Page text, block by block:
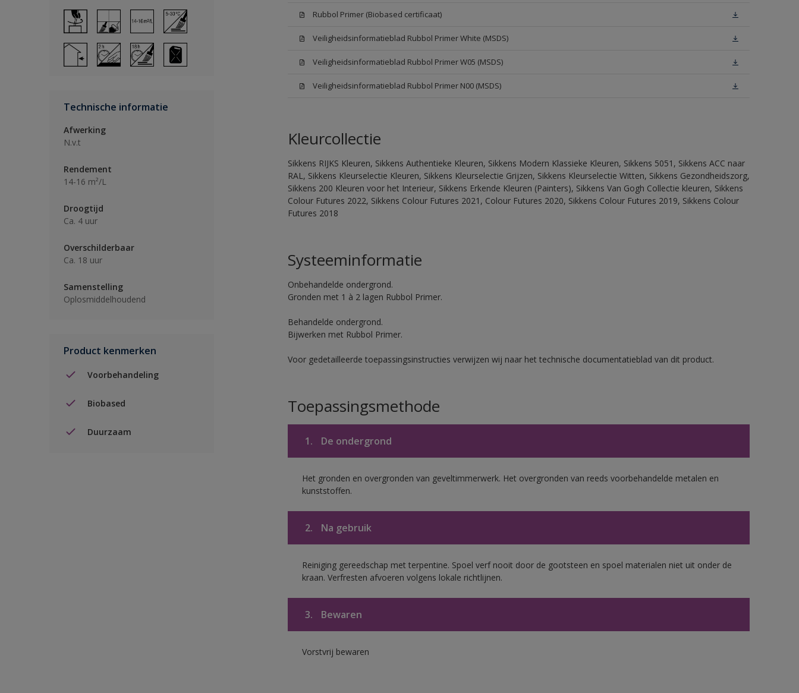
Technische informatie
Afwerking
N.v.t
Rendement
14-16 m²/L
Droogtijd
Ca. 4 uur
Overschilderbaar
Ca. 18 uur
Samenstelling
Oplosmiddelhoudend
Product kenmerken
Voorbehandeling
Biobased
Duurzaam
Rubbol Primer (Biobased certificaat)
Veiligheidsinformatieblad Rubbol Primer White (MSDS)
Veiligheidsinformatieblad Rubbol Primer W05 (MSDS)
Veiligheidsinformatieblad Rubbol Primer N00 (MSDS)
Kleurcollectie
Sikkens RIJKS Kleuren, Sikkens Authentieke Kleuren, Sikkens Modern Klassieke Kleuren, Sikkens 5051, Sikkens ACC naar
RAL, Sikkens Kleurselectie Kleuren, Sikkens Kleurselectie Grijzen, Sikkens Kleurselectie Witten, Sikkens Gezondheidszorg,
Sikkens 200 Kleuren voor het Interieur, Sikkens Erkende Kleuren (Painters), Sikkens Van Gogh Collectie kleuren, Sikkens
Colour Futures 2022, Sikkens Colour Futures 2021, Colour Futures 2020, Sikkens Colour Futures 2019, Sikkens Colour
Futures 2018
Systeeminformatie
Onbehandelde ondergrond.
Gronden met 1 à 2 lagen Rubbol Primer.
Behandelde ondergrond.
Bijwerken met Rubbol Primer.
Voor gedetailleerde toepassingsinstructies verwijzen wij naar het technische documentatieblad van dit product.
Toepassingsmethode
1. De ondergrond
Het gronden en overgronden van geveltimmerwerk. Het overgronden van reeds voorbehandelde metalen en
kunststoffen.
2. Na gebruik
Reiniging gereedschap met terpentine. Spoel verf nooit door de gootsteen en spoel materialen niet uit onder de
kraan. Verfresten afvoeren volgens lokale richtlijnen.
3. Bewaren
Vorstvrij bewaren